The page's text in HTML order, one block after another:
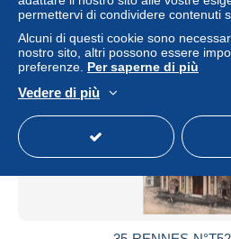
Nuovo
permettervi di condividere contenuti
Alcuni di questi cookie sono
nostro sito, altri possono essere
preferenze. Per saperne di più
Vedere di più